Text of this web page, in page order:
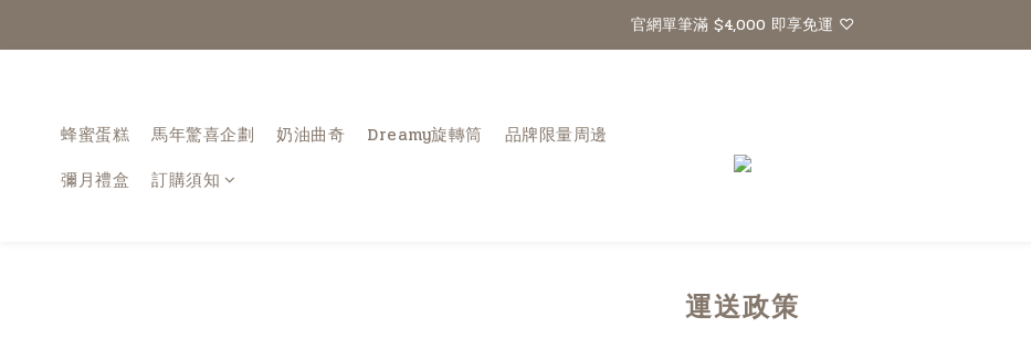
官網單筆滿 $4,000 即享免運 ♡
蜂蜜蛋糕 馬年驚喜企劃 奶油曲奇 Dreamy旋轉筒
品牌限量周邊
彌月禮盒
訂購須知
運送政策